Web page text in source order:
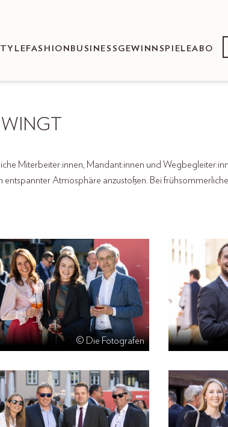
FASHION BUSINESS GEWINNSPIELEABO
Miterbeiter:innen, Mandant:innen und
Atmosphäre anzustoßen. Bei
© Die Fotografen